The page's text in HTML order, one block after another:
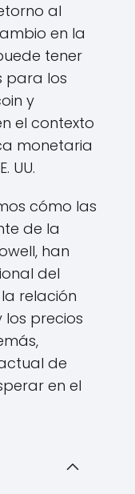
al
en la
tener
para los
y
el contexto
monetaria
UU.
cómo las
de la
han
del
relación
los precios
de
en el